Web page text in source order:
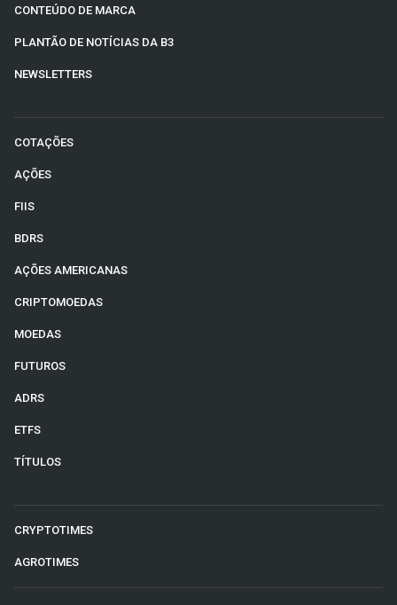
CONTEÚDO DE MARCA
PLANTÃO DE NOTÍCIAS DA B3
NEWSLETTERS
COTAÇÕES
AÇÕES
FIIS
BDRS
AÇÕES AMERICANAS
CRIPTOMOEDAS
MOEDAS
FUTUROS
ADRS
ETFS
TÍTULOS
CRYPTOTIMES
AGROTIMES